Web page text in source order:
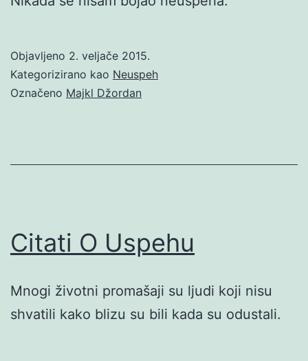
Objavljeno 2. veljače 2015.
Kategorizirano kao Neuspeh
Označeno Majkl Džordan
Citati O Uspehu
Mnogi životni promašaji su ljudi koji nisu
shvatili kako blizu su bili kada su odustali.